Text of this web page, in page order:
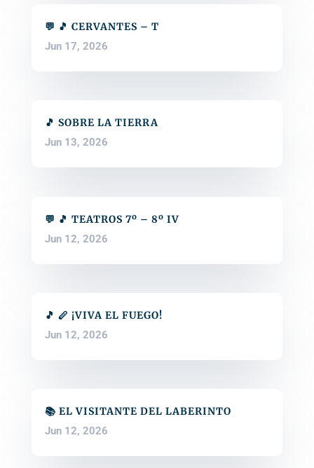
💬 🎵 CERVANTES – T
Jun 17, 2026
🎵 SOBRE LA TIERRA
Jun 13, 2026
💬 🎵 TEATROS 7º – 8º IV
Jun 12, 2026
🎵 🪈 ¡VIVA EL FUEGO!
Jun 12, 2026
📚 EL VISITANTE DEL LABERINTO
Jun 12, 2026